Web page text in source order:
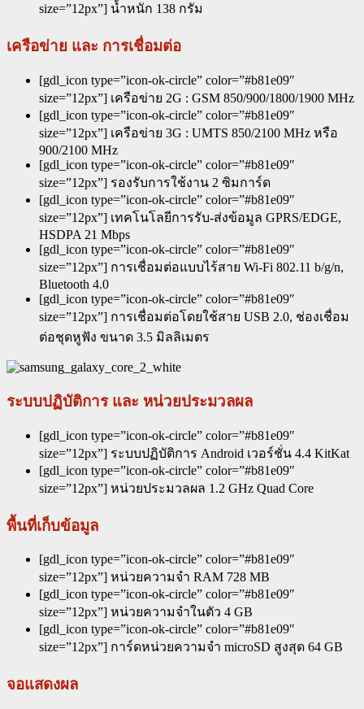
size=”12px”] น้ำหนัก 138 กรัม
เครือข่าย และ การเชื่อมต่อ
[gdl_icon type=”icon-ok-circle” color=”#b81e09″
size=”12px”] เครือข่าย 2G : GSM 850/900/1800/1900 MHz
[gdl_icon type=”icon-ok-circle” color=”#b81e09″
size=”12px”] เครือข่าย 3G : UMTS 850/2100 MHz หรือ
900/2100 MHz
[gdl_icon type=”icon-ok-circle” color=”#b81e09″
size=”12px”] รองรับการใช้งาน 2 ซิมการ์ด
[gdl_icon type=”icon-ok-circle” color=”#b81e09″
size=”12px”] เทคโนโลยีการรับ-ส่งข้อมูล GPRS/EDGE,
HSDPA 21 Mbps
[gdl_icon type=”icon-ok-circle” color=”#b81e09″
size=”12px”] การเชื่อมต่อแบบไร้สาย Wi-Fi 802.11 b/g/n,
Bluetooth 4.0
[gdl_icon type=”icon-ok-circle” color=”#b81e09″
size=”12px”] การเชื่อมต่อโดยใช้สาย USB 2.0, ช่องเชื่อม
ต่อชุดหูฟัง ขนาด 3.5 มิลลิเมตร
ระบบปฏิบัติการ และ หน่วยประมวลผล
[gdl_icon type=”icon-ok-circle” color=”#b81e09″
size=”12px”] ระบบปฏิบัติการ Android เวอร์ชั่น 4.4 KitKat
[gdl_icon type=”icon-ok-circle” color=”#b81e09″
size=”12px”] หน่วยประมวลผล 1.2 GHz Quad Core
พื้นที่เก็บข้อมูล
[gdl_icon type=”icon-ok-circle” color=”#b81e09″
size=”12px”] หน่วยความจำ RAM 728 MB
[gdl_icon type=”icon-ok-circle” color=”#b81e09″
size=”12px”] หน่วยความจำในตัว 4 GB
[gdl_icon type=”icon-ok-circle” color=”#b81e09″
size=”12px”] การ์ดหน่วยความจำ microSD สูงสุด 64 GB
จอแสดงผล